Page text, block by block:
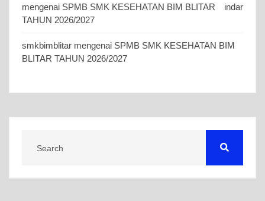
indar
mengenai SPMB SMK KESEHATAN BIM BLITAR
TAHUN 2026/2027
smkbimblitar mengenai SPMB SMK KESEHATAN BIM
BLITAR TAHUN 2026/2027